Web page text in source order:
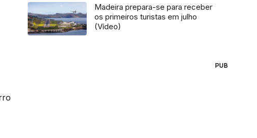
Madeira prepara-se para receber
os primeiros turistas em julho
(Vídeo)
PUB